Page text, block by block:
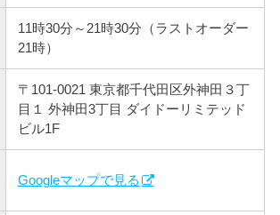
11時30分～21時30分（ラストオーダー
21時）
〒101-0021 東京都千代田区外神田３丁
目１ 外神田3丁目 ダイドーリミテッド
ビル1F
Googleマップで見る